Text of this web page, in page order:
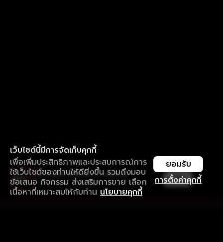
เว็บไซต์นี้มีการจัดเก็บคุกกี้
เพื่อเพิ่มประสิทธิภาพและประสบการณ์การ
ใช้เว็บไซต์ของท่านให้ดียิ่งขึ้น รวมถึงมอบ
ข้อเสนอ กิจกรรม ส่งเสริมการขาย เลือก
เนื้อหาที่เหมาะสมให้กับท่าน นโยบายคุกกี้
การตั้งค่าคุกกี้
ยอมรับ
ใช้งานแอป ลื่นไหลกว่า ไม่มีสะดุด
ดาวน์โหลดแอปเพื่อการรับชมที่ดีกว่า เปิด